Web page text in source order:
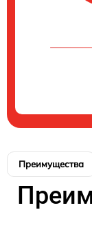
Преимущества